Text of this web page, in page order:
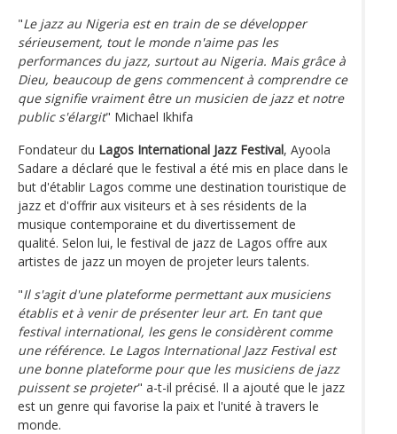
"Le jazz au Nigeria est en train de se développer
sérieusement, tout le monde n'aime pas les
performances du jazz, surtout au Nigeria. Mais grâce à
Dieu, beaucoup de gens commencent à comprendre ce
que signifie vraiment être un musicien de jazz et notre
public s'élargit" Michael Ikhifa
Fondateur du Lagos International Jazz Festival, Ayoola
Sadare a déclaré que le festival a été mis en place dans le
but d'établir Lagos comme une destination touristique de
jazz et d'offrir aux visiteurs et à ses résidents de la
musique contemporaine et du divertissement de
qualité. Selon lui, le festival de jazz de Lagos offre aux
artistes de jazz un moyen de projeter leurs talents.
"Il s'agit d'une plateforme permettant aux musiciens
établis et à venir de présenter leur art. En tant que
festival international, les gens le considèrent comme
une référence. Le Lagos International Jazz Festival est
une bonne plateforme pour que les musiciens de jazz
puissent se projeter" a-t-il précisé. Il a ajouté que le jazz
est un genre qui favorise la paix et l'unité à travers le
monde.